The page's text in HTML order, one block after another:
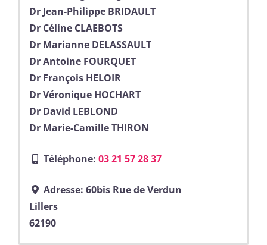
Dr Jean-Philippe BRIDAULT
Dr Céline CLAEBOTS
Dr Marianne DELASSAULT
Dr Antoine FOURQUET
Dr François HELOIR
Dr Véronique HOCHART
Dr David LEBLOND
Dr Marie-Camille THIRON
Téléphone: 03 21 57 28 37
Adresse: 60bis Rue de Verdun
Lillers
62190